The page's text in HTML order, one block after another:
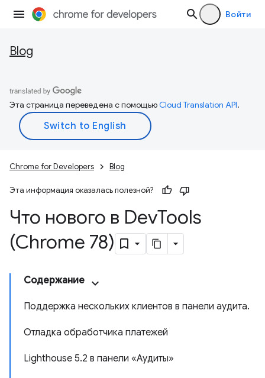
Войти
Blog
Эта страница переведена с помощьюCloud Translation API.
Chrome for Developers Blog
Эта информация оказалась полезной?
Что нового в DevTools
(Chrome 78)
Содержание
Поддержка нескольких клиентов в панели аудита.
Отладка обработчика платежей
Lighthouse 5.2 в панели «Аудиты»